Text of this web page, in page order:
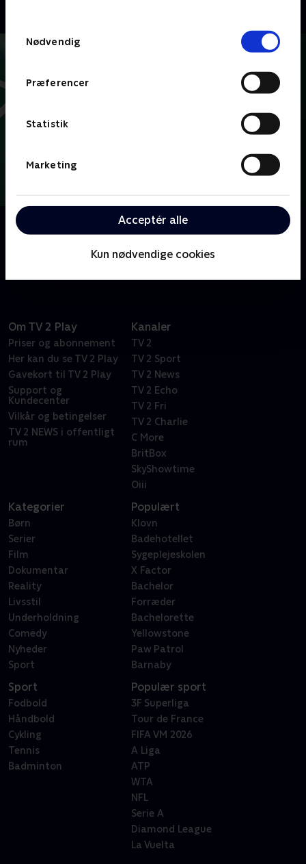
Nødvendig
Præferencer
Statistik
Marketing
Acceptér alle
Kun nødvendige cookies
Om Badminton
Sport og TV 2 Play.
Om TV 2 Play
Priser og abonnement
Her kan du se TV 2 Play
Gavekort til TV 2 Play
Support og
Kundecenter
Vilkår og betingelser
TV 2 NEWS i offentligt
rum
Kanaler
TV 2
TV 2 Sport
TV 2 News
TV 2 Echo
TV 2 Fri
TV 2 Charlie
C More
BritBox
SkyShowtime
Oiii
Kategorier
Børn
Serier
Film
Dokumentar
Reality
Livsstil
Underholdning
Comedy
Nyheder
Sport
Populært
Klovn
Badehotellet
Sygeplejeskolen
X Factor
Bachelor
Forræder
Bachelorette
Yellowstone
Paw Patrol
Barnaby
Sport
Fodbold
Håndbold
Cykling
Tennis
Badminton
Populær sport
3F Superliga
Tour de France
FIFA VM 2026
A Liga
ATP
WTA
NFL
Serie A
Diamond League
La Vuelta